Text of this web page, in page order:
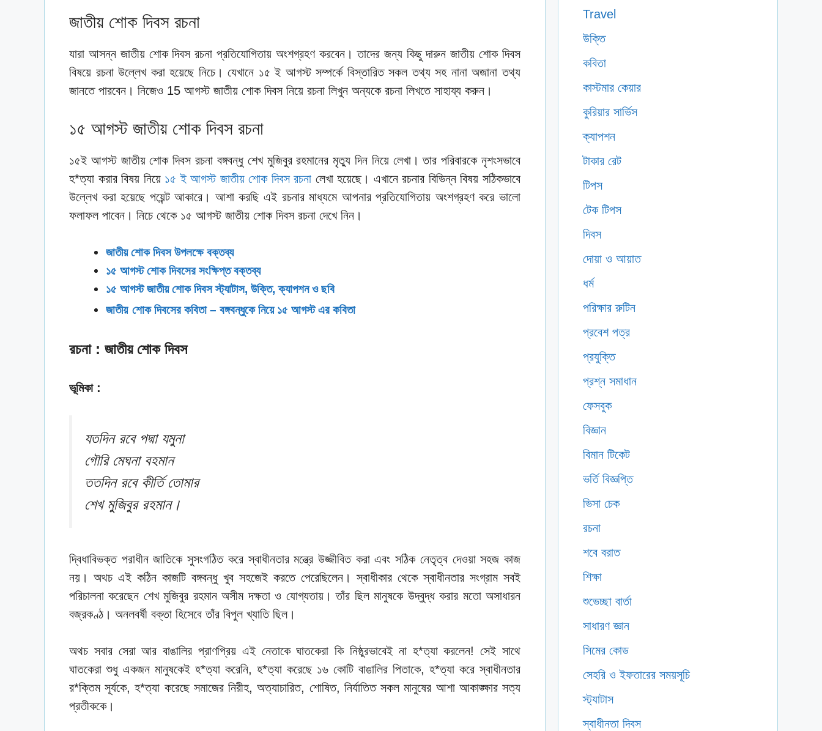
জাতীয় শোক দিবস রচনা
যারা আসন্ন জাতীয় শোক দিবস রচনা প্রতিযোগিতায় অংশগ্রহণ করবেন। তাদের জন্য কিছু দারুন জাতীয় শোক দিবস
বিষয়ে রচনা উল্লেখ করা হয়েছে নিচে। যেখানে ১৫ ই আগস্ট সম্পর্কে বিস্তারিত সকল তথ্য সহ নানা অজানা তথ্য
জানতে পারবেন। নিজেও 15 আগস্ট জাতীয় শোক দিবস নিয়ে রচনা লিখুন অন্যকে রচনা লিখতে সাহায্য করুন।
১৫ আগস্ট জাতীয় শোক দিবস রচনা
১৫ই আগস্ট জাতীয় শোক দিবস রচনা বঙ্গবন্ধু শেখ মুজিবুর রহমানের মৃত্যু দিন নিয়ে লেখা। তার পরিবারকে নৃশংসভাবে
হ*ত্যা করার বিষয় নিয়ে ১৫ ই আগস্ট জাতীয় শোক দিবস রচনা লেখা হয়েছে। এখানে রচনার বিভিন্ন বিষয় সঠিকভাবে
উল্লেখ করা হয়েছে পয়েন্ট আকারে। আশা করছি এই রচনার মাধ্যমে আপনার প্রতিযোগিতায় অংশগ্রহণ করে ভালো
ফলাফল পাবেন। নিচে থেকে ১৫ আগস্ট জাতীয় শোক দিবস রচনা দেখে নিন।
জাতীয় শোক দিবস উপলক্ষে বক্তব্য
১৫ আগস্ট শোক দিবসের সংক্ষিপ্ত বক্তব্য
১৫ আগস্ট জাতীয় শোক দিবস স্ট্যাটাস, উক্তি, ক্যাপশন ও ছবি
জাতীয় শোক দিবসের কবিতা – বঙ্গবন্ধুকে নিয়ে ১৫ আগস্ট এর কবিতা
রচনা : জাতীয় শোক দিবস
ভূমিকা :
যতদিন রবে পদ্মা যমুনা
গৌরি মেঘনা বহমান
ততদিন রবে কীর্তি তোমার
শেখ মুজিবুর রহমান।
দ্বিধাবিভক্ত পরাধীন জাতিকে সুসংগঠিত করে স্বাধীনতার মন্ত্রে উজ্জীবিত করা এবং সঠিক নেতৃত্ব দেওয়া সহজ কাজ
নয়। অথচ এই কঠিন কাজটি বঙ্গবন্ধু খুব সহজেই করতে পেরেছিলেন। স্বাধীকার থেকে স্বাধীনতার সংগ্রাম সবই
পরিচালনা করেছেন শেখ মুজিবুর রহমান অসীম দক্ষতা ও যোগ্যতায়। তাঁর ছিল মানুষকে উদ্বুদ্ধ করার মতো অসাধারন
বজ্রকণ্ঠ। অনলবর্ষী বক্তা হিসেবে তাঁর বিপুল খ্যাতি ছিল।
অথচ সবার সেরা আর বাঙালির প্রাণপ্রিয় এই নেতাকে ঘাতকেরা কি নিষ্ঠুরভাবেই না হ*ত্যা করলেন! সেই সাথে
ঘাতকেরা শুধু একজন মানুষকেই হ*ত্যা করেনি, হ*ত্যা করেছে ১৬ কোটি বাঙালির পিতাকে, হ*ত্যা করে স্বাধীনতার
র*ক্তিম সূর্যকে, হ*ত্যা করেছে সমাজের নিরীহ, অত্যাচারিত, শোষিত, নির্যাতিত সকল মানুষের আশা আকাঙ্ক্ষার সত্য
প্রতীককে।
Travel
উক্তি
কবিতা
কাস্টমার কেয়ার
কুরিয়ার সার্ভিস
ক্যাপশন
টাকার রেট
টিপস
টেক টিপস
দিবস
দোয়া ও আয়াত
ধর্ম
পরিক্ষার রুটিন
প্রবেশ পত্র
প্রযুক্তি
প্রশ্ন সমাধান
ফেসবুক
বিজ্ঞান
বিমান টিকেট
ভর্তি বিজ্ঞপ্তি
ভিসা চেক
রচনা
শবে বরাত
শিক্ষা
শুভেচ্ছা বার্তা
সাধারণ জ্ঞান
সিমের কোড
সেহরি ও ইফতারের সময়সূচি
স্ট্যাটাস
স্বাধীনতা দিবস